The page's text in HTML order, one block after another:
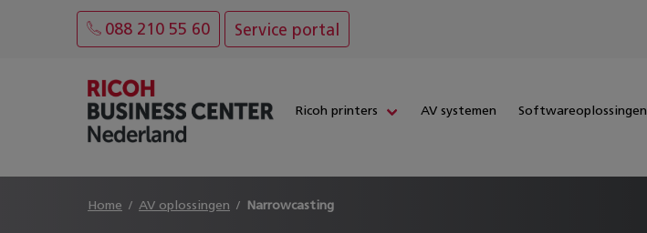
088 210 55 60 Service portal
Ricoh printers AV systemen Softwareoplossingen
Home AV oplossingen Narrowcasting